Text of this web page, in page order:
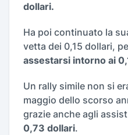
dollari.
Ha poi continuato la
vetta dei 0,15 dollari,
assestarsi intorno ai
Un rally simile non si
maggio dello scorso
grazie anche agli
0,73 dollari.